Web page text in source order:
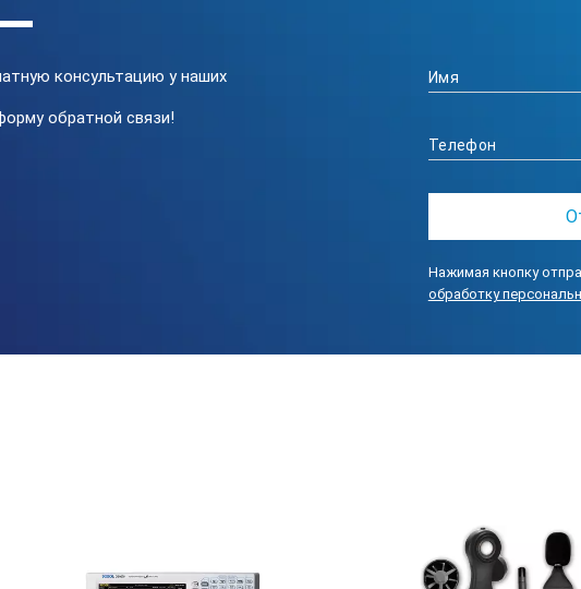
консультацию у наших
обратной связи!
Нажимая кнопку
обработку